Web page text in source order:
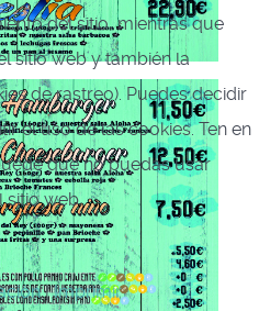
del sitio, mientras que
sitio web y también la
de rastreo). Puedes decidir
el uso de las cookies. Ten en
que no puedas usar
sitio web.
|Imprimir